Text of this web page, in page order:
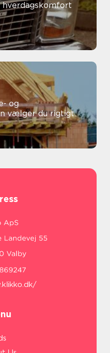
og
vælger du rigtigt